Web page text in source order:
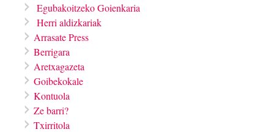
Egubakoitzeko Goienkaria
Herri aldizkariak
Arrasate Press
Berrigara
Aretxagazeta
Goibekokale
Kontuola
Ze barri?
Txirritola